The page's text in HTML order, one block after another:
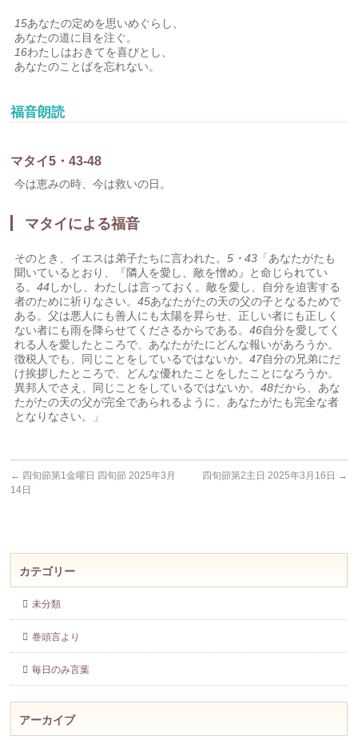
15あなたの定めを思いめぐらし、
あなたの道に目を注ぐ。
16わたしはおきてを喜びとし、
あなたのことばを忘れない。
福音朗読
マタイ5・43-48
今は恵みの時、今は救いの日。
マタイによる福音
そのとき、イエスは弟子たちに言われた。5・43 「あなたがたも
聞いているとおり、『隣人を愛し、敵を憎め』と命じられてい
る。44しかし、わたしは言っておく。敵を愛し、自分を迫害する
者のために祈りなさい。45あなたがたの天の父の子となるためで
ある。父は悪人にも善人にも太陽を昇らせ、正しい者にも正しく
ない者にも雨を降らせてくださるからである。46自分を愛してく
れる人を愛したところで、あなたがたにどんな報いがあろうか。
徴税人でも、同じことをしているではないか。47自分の兄弟にだ
け挨拶したところで、どんな優れたことをしたことになろうか。
異邦人でさえ、同じことをしているではないか。48だから、あな
たがたの天の父が完全であられるように、あなたがたも完全な者
となりなさい。」
← 四旬節第1金曜日 四旬節 2025年3月
14日
四旬節第2主日 2025年3月16日 →
カテゴリー
未分類
巻頭言より
毎日のみ言葉
アーカイブ